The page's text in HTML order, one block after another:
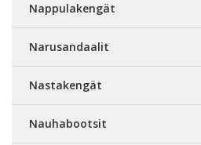
Nappulakengät
Narusandaalit
Nastakengät
Nauhabootsit